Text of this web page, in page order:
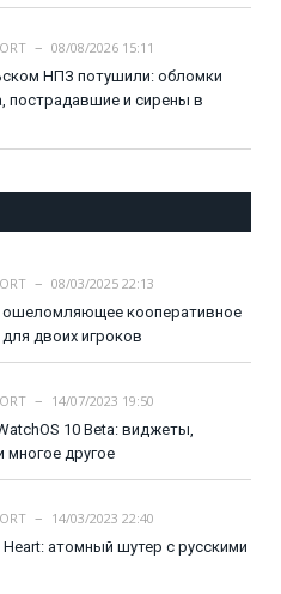
08/08/2026 15:11
НПЗ потушили: обломки
пострадавшие и сирены в
08/03/2025 22:13
ошеломляющее кооперативное
двоих игроков
14/07/2023 19:50
10 Beta: виджеты,
другое
14/03/2023 22:40
атомный шутер с русскими